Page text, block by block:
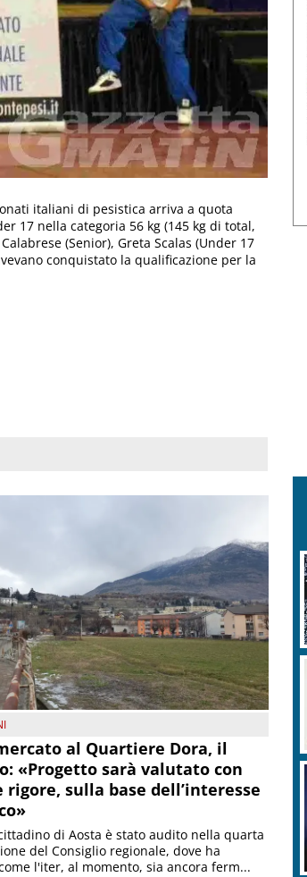
italiani di pesistica arriva a quota
17 nella categoria 56 kg (145 kg di total,
(Senior), Greta Scalas (Under 17
conquistato la qualificazione per la
al Quartiere Dora, il
«Progetto sarà valutato con
rigore, sulla base dell’interesse
di Aosta è stato audito nella quarta
del Consiglio regionale, dove ha
l'iter, al momento, sia ancora ferm...